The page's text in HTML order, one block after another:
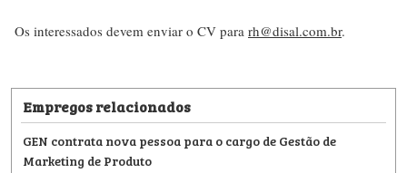
Os interessados devem enviar o CV para rh@disal.com.br.
Empregos relacionados
GEN contrata nova pessoa para o cargo de Gestão de
Marketing de Produto